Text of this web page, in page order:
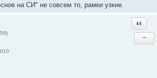
на СИ" не совсем то, рамки узкие.
−